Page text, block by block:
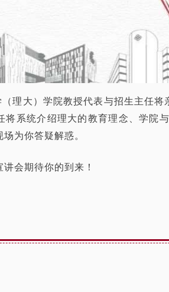
理大）学院教授代表与招生主任
将系统介绍理大的教育理念、学院
为你答疑解惑。
会期待你的到来！